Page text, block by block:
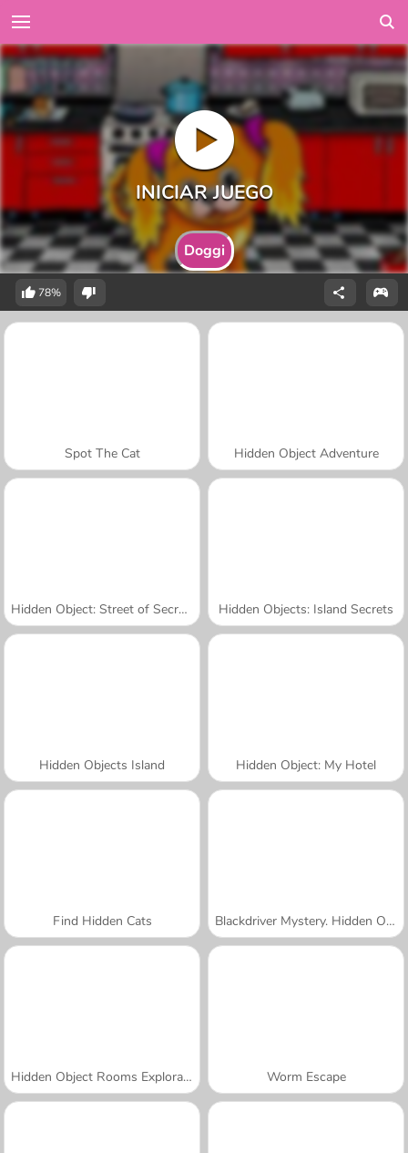
Doggi
78%
Spot The Cat Hidden Object Adventure
Hidden Object: Street of Secrets Hidden Objects: Island Secrets
Hidden Objects Island Hidden Object: My Hotel
Find Hidden Cats Blackdriver Mystery. Hidden Objects
Hidden Object Rooms Exploration Worm Escape